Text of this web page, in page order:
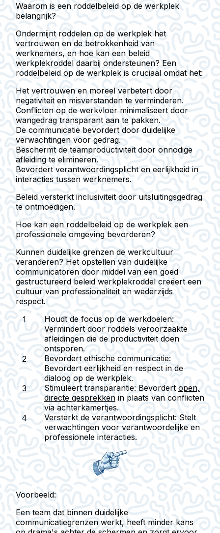
Waarom is een roddelbeleid op de werkplek
belangrijk?
Ondermijnt roddelen op de werkplek het
vertrouwen en de betrokkenheid van
werknemers, en hoe kan een beleid
werkplekroddel daarbij ondersteunen? Een
roddelbeleid op de werkplek is cruciaal omdat het:
Het vertrouwen en moreel verbetert door
negativiteit en misverstanden te verminderen.
Conflicten op de werkvloer minimaliseert door
wangedrag transparant aan te pakken.
De communicatie bevordert door duidelijke
verwachtingen voor gedrag.
Beschermt de teamproductiviteit door onnodige
afleiding te elimineren.
Bevordert verantwoordingsplicht en eerlijkheid in
interacties tussen werknemers.
Beleid versterkt inclusiviteit door uitsluitingsgedrag
te ontmoedigen.
Hoe kan een roddelbeleid op de werkplek een
professionele omgeving bevorderen?
Kunnen duidelijke grenzen de werkcultuur
veranderen? Het opstellen van duidelijke
communicatoren door middel van een goed
gestructureerd beleid werkplekroddel creëert een
cultuur van professionaliteit en wederzijds
respect.
Houdt de focus op de werkdoelen:
Vermindert door roddels veroorzaakte
afleidingen die de productiviteit doen
ontsporen.
Bevordert ethische communicatie:
Bevordert eerlijkheid en respect in de
dialoog op de werkplek.
Stimuleert transparantie: Bevordert open,
directe gesprekken in plaats van conflicten
via achterkamertjes.
Versterkt de verantwoordingsplicht: Stelt
verwachtingen voor verantwoordelijke en
professionele interacties.
Voorbeeld:
Een team dat binnen duidelijke
communicatiegrenzen werkt, heeft minder kans